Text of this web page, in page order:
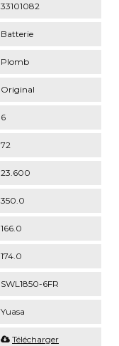
33101082
Batterie
Plomb
Original
6
72
23.600
350.0
166.0
174.0
SWL1850-6FR
Yuasa
Télécharger